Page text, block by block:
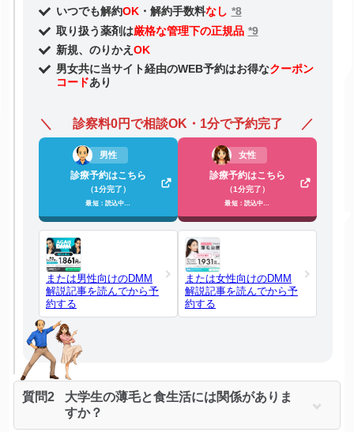
いつでも解約OK・解約手数料なし *8
取り扱う薬剤は厳格な管理下の正規品 *9
新規、のりかえ OK
男女共に当サイト経由のWEB予約はお得なクーポン
コードあり
診察料0円で相談OK・1分で予約完了
男性
診療予約はこちら
（1分完了）
最短：読込中…
または男性向けのDMM
解説記事を読んでから予
約する
女性
診療予約はこちら
（1分完了）
最短：読込中…
または女性向けのDMM
解説記事を読んでから予
約する
質問2
大学生の薄毛と食生活には関係がありま
すか？